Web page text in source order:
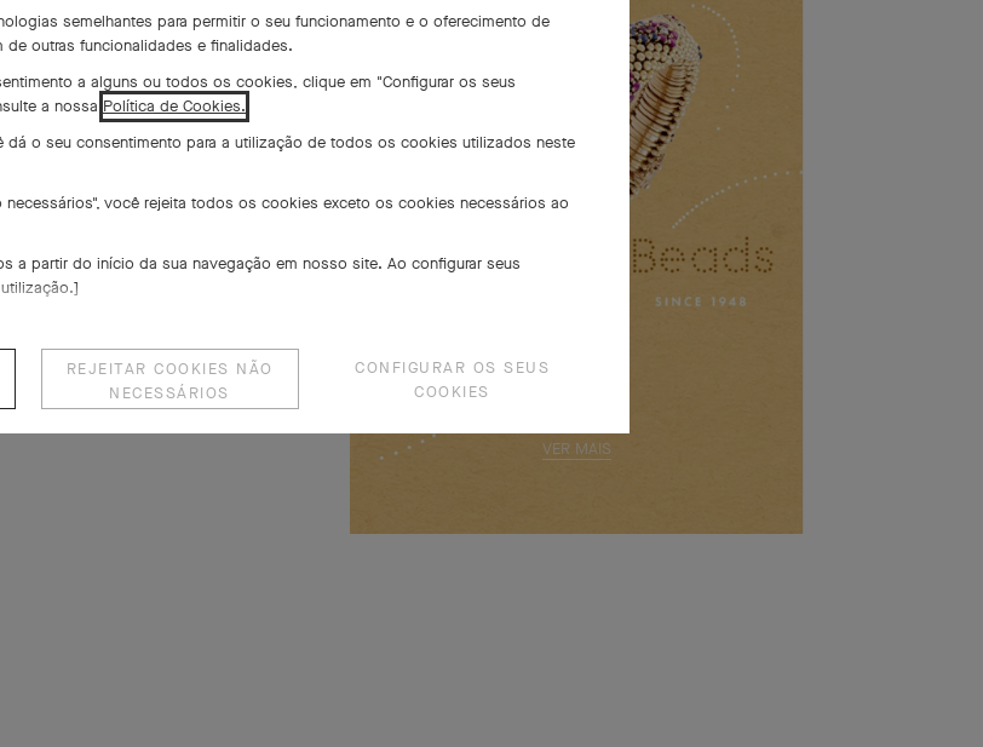
VER MAIS
semelhantes para permitir o seu funcionamento e o oferecimento de
outras funcionalidades e finalidades.
a alguns ou todos os cookies, clique em "Configurar os seus
a nossa Política de Cookies.
dá o seu consentimento para a utilização de todos os cookies utilizados neste
necessários", você rejeita todos os cookies exceto os cookies necessários ao
a partir do início da sua navegação em nosso site. Ao configurar seus
REJEITAR COOKIES NÃO
NECESSÁRIOS
CONFIGURAR OS SEUS
COOKIES